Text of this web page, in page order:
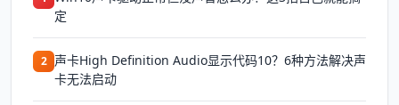
定
2 声卡High Definition Audio显示代码10？6种方法解决声
卡无法启动